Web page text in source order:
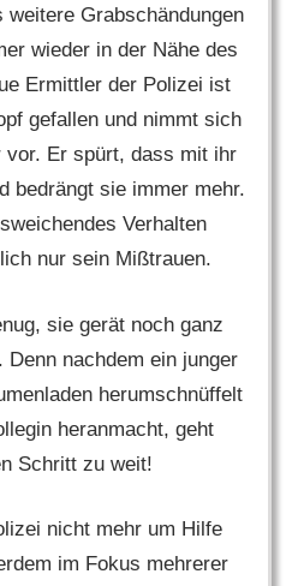
weitere Grabschändungen
wieder in der Nähe des
Ermittler der Polizei ist
gefallen und nimmt sich
vor. Er spürt, dass mit ihr
bedrängt sie immer mehr.
Verhalten
nur sein Mißtrauen.
sie gerät noch ganz
nachdem ein junger
herumschnüffelt
heranmacht, geht
Schritt zu weit!
nicht mehr um Hilfe
im Fokus mehrerer